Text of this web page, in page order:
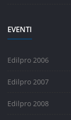
EVENTI
Edilpro 2006
Edilpro 2007
Edilpro 2008